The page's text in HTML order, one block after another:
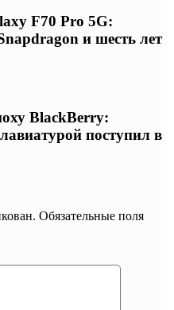
F70 Pro 5G:
и шесть лет
BlackBerry:
поступил в
Обязательные поля